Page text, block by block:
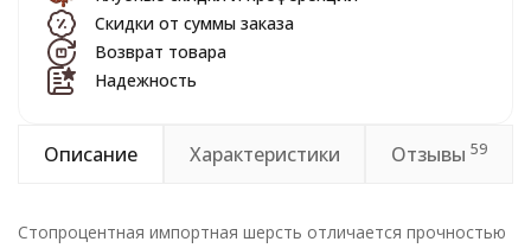
Скидки от суммы заказа
Возврат товара
Надежность
Описание Характеристики Отзывы59
Стопроцентная импортная шерсть отличается прочностью